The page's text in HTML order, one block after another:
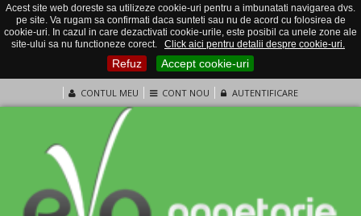
Acest site web doreste sa utilizeze cookie-uri pentru a imbunatati navigarea dvs.
pe site. Va rugam sa confirmati daca sunteti sau nu de acord cu folosirea de
cookie-uri. In cazul in care dezactivati cookie-urile, este posibil ca unele zone ale
site-ului sa nu functioneze corect.
Click aici pentru detalii despre cookie-uri.
Refuz Accept cookie-uri
CONTUL MEU CONT NOU AUTENTIFICARE